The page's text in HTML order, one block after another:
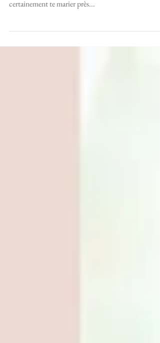
Chère future mariée, Tout d’abord : félicitations ! Si
certainement te marier près...